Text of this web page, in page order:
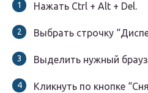
Нажать Ctrl + Alt + Del.
Выбрать строчку
Выделить нужный
Кликнуть по кнопке